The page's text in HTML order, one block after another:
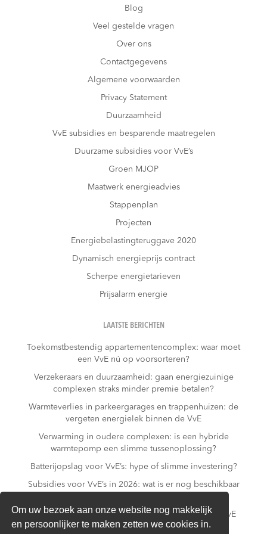
Om uw bezoek aan onze website nog makkelijk
en persoonlijker te maken zetten we cookies in.
Blog
Veel gestelde vragen
Over ons
Contactgegevens
Algemene voorwaarden
Privacy Statement
Duurzaamheid
VvE subsidies en besparende maatregelen
Duurzame subsidies voor VvE’s
Groen MJOP
Maatwerk energieadvies
Stappenplan
Projecten
Energiebelastingteruggave 2020
Dynamisch energieprijs contract
Scherpe energietarieven
Prijsalarm energie
LAATSTE BERICHTEN
Toekomstbestendig appartementencomplex: waar moet
een VvE nú op voorsorteren?
Verzekeraars en duurzaamheid: gaan energiezuinige
complexen straks minder premie betalen?
Warmteverlies in parkeergarages en trappenhuizen: de
vergeten energielek binnen de VvE
Verwarming in oudere complexen: is een hybride
warmtepomp een slimme tussenoplossing?
Batterijopslag voor VvE’s: hype of slimme investering?
Subsidies voor VvE’s in 2026: wat is er nog beschikbaar
Slim laden in parkeergarages: hoe voorkomt een VvE
overbelasting van de installatie?